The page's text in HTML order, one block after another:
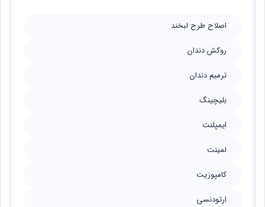
اصلاح طرح لبخند
روکش دندان
ترمیم دندان
بلیچینگ
ایمپلنت
لمینت
کامپوزیت
ارتودنسی